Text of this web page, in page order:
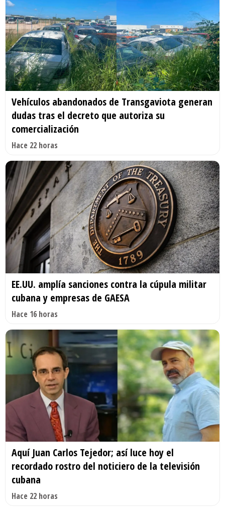
Vehículos abandonados de Transgaviota generan
dudas tras el decreto que autoriza su
comercialización
Hace 22 horas
EE.UU. amplía sanciones contra la cúpula militar
cubana y empresas de GAESA
Hace 16 horas
Aquí Juan Carlos Tejedor; así luce hoy el
recordado rostro del noticiero de la televisión
cubana
Hace 22 horas